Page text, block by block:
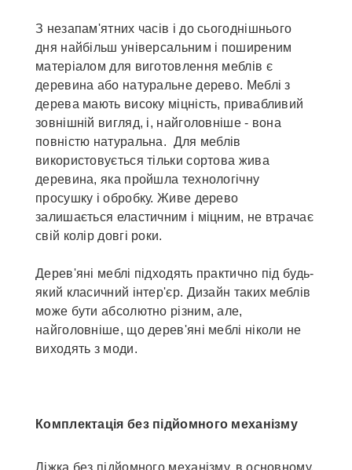
З незапам'ятних часів і до сьогоднішнього
дня найбільш універсальним і поширеним
матеріалом для виготовлення меблів є
деревина або натуральне дерево. Меблі з
дерева мають високу міцність, привабливий
зовнішній вигляд, і, найголовніше - вона
повністю натуральна. Для меблів
використовується тільки сортова жива
деревина, яка пройшла технологічну
просушку і обробку. Живе дерево
залишається еластичним і міцним, не втрачає
свій колір довгі роки.
Дерев'яні меблі підходять практично під будь-
який класичний інтер'єр. Дизайн таких меблів
може бути абсолютно різним, але,
найголовніше, що дерев'яні меблі ніколи не
виходять з моди.
Комплектація без підйомного механізму